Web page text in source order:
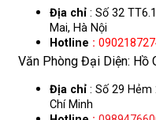
Địa chỉ : Số 32
Mai, Hà Nội
Hotline :
Văn Phòng Đại Diện: Hồ
Địa chỉ : Số 29
Chí Minh